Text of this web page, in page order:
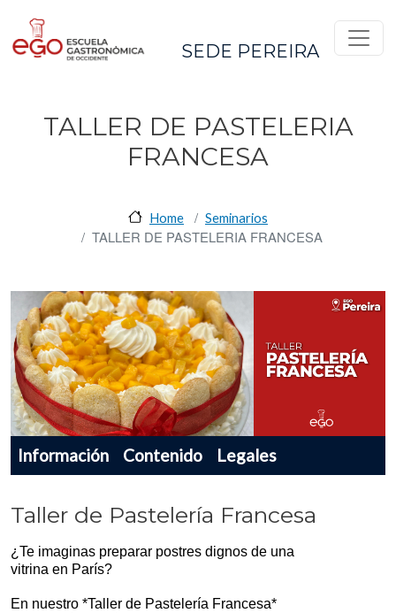
SEDE PEREIRA
TALLER DE PASTELERIA
FRANCESA
Home Seminarios
TALLER DE PASTELERIA FRANCESA
Menu navegador producto
Información Contenido Legales
Taller de Pastelería Francesa
¿Te imaginas preparar postres dignos de una
vitrina en París?
En nuestro *Taller de Pastelería Francesa*